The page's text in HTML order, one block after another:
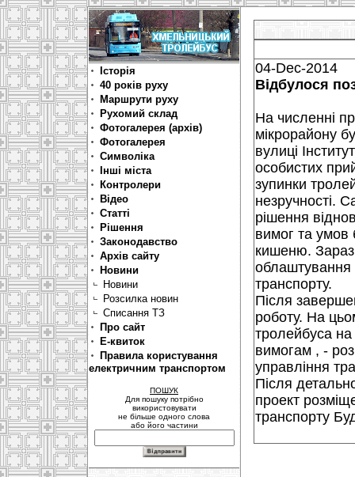
Історія
40 років руху
Маршрути руху
Рухомий склад
Фотогалерея (архів)
Фотогалерея
Символіка
Інші міста
Контролери
Відео
Статті
Рішення
Законодавство
Архів сайту
Новини
Новини
Розсилка новин
Списання ТЗ
Про сайт
Е-квиток
Правила користування
електричним транспортом
ПОШУК
Для пошуку потрібно
використовувати
не більше одного слова
або його частини
04-Dec-2014
Відбулося
На численні
мікрорайону
вулиці
особистих
зупинки
незручності.
рішення
вимог та умов
кишеню. Зараз
облаштування
транспорту.
Після
роботу. На
тролейбуса на
вимогам , -
управління
Після
проект
транспорту